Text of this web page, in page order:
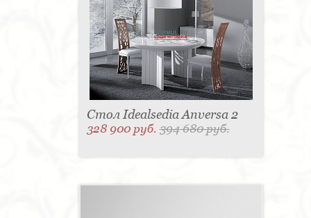
Стол Idealsedia Anversa 2
328 900 руб.394 680 руб.